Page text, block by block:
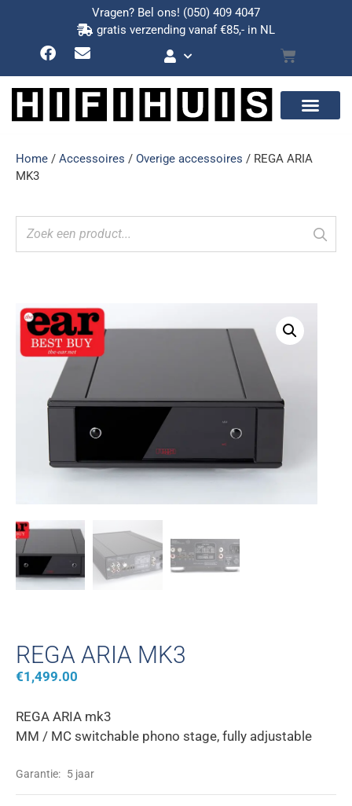
Vragen? Bel ons! (050) 409 4047
gratis verzending vanaf €85,- in NL
Home / Accessoires / Overige accessoires / REGA ARIA
MK3
REGA ARIA MK3
€1,499.00
REGA ARIA mk3
MM / MC switchable phono stage, fully adjustable
Garantie: 5 jaar